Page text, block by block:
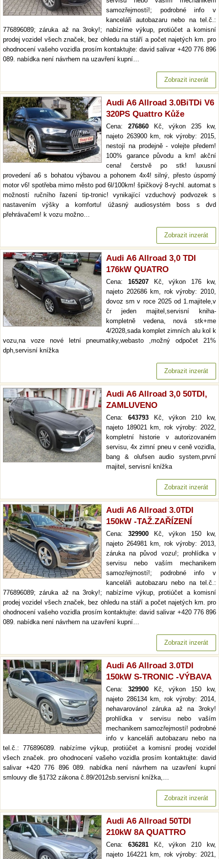
samozřejmostí!; podrobné info v
kanceláři autobazaru nebo na tel.č.:
776896089; záruka až na 3roky!; nabízíme výkup, protiúčet a komisní
prodej vozidel všech značek, bez ohledu na stáří a počet najetých km. pro
ohodnocení vašeho vozidla prosím kontaktujte: david salivar +420 776 896
089. nabídka není návrhem na uzavření kupní…
Zobrazit inzerát
Audi A6 Allroad 3.0BiTDi V6
320PS Quattro Kůže
Cena: 276860Kč, výkon 235 kw,
najeto 263900 km, rok výroby: 2015,
nestojí na prodejně - volejte předem!
100% garance původu a km! akční
cena! čerstvě po stk! luxusní
provedení a6 s bohatou výbavou a pohonem 4x4! silný, přesto úsporný
motor v6! spotřeba mimo město pod 6l/100km! špičkový 8-rychl. automat s
možností ručního řazení tip-tronic! vynikající vzduchový podvozek s
nastavením výšky a komfortu! úžasný audiosystém boss s dvd
přehrávačem! k vozu možno…
Zobrazit inzerát
Audi A6 Allroad 3,0 TDI
176kW QUATRO
Cena: 165207Kč, výkon 176 kw,
najeto 202686 km, rok výroby: 2010,
dovoz srn v roce 2025 od 1.majitele,v
čr jeden majitel,servisní kniha-
kompletně vedena, nová stk+me
4/2028,sada komplet zimních alu kol k
vozu,na voze nové letní pneumatiky,webasto ,možný odpočet 21%
dph,servisní knížka
Zobrazit inzerát
Audi A6 Allroad 3,0 50TDI,
ZAMLUVENO
Cena: 643793Kč, výkon 210 kw,
najeto 189021 km, rok výroby: 2022,
kompletní historie v autorizovaném
servisu, 4x zimní pneu v ceně vozidla,
bang & olufsen audio system,první
majitel, servisní knížka
Zobrazit inzerát
Audi A6 Allroad 3.0TDI
150kW -TAŽ.ZAŘÍZENÍ
Cena: 329900Kč, výkon 150 kw,
najeto 264981 km, rok výroby: 2013,
záruka na původ vozu!; prohlídka v
servisu nebo vaším mechanikem
samozřejmostí!; podrobné info v
kanceláři autobazaru nebo na tel.č.:
776896089; záruka až na 3roky!; nabízíme výkup, protiúčet a komisní
prodej vozidel všech značek, bez ohledu na stáří a počet najetých km. pro
ohodnocení vašeho vozidla prosím kontaktujte: david salivar +420 776 896
089. nabídka není návrhem na uzavření kupní…
Zobrazit inzerát
Audi A6 Allroad 3.0TDI
150kW S-TRONIC -VÝBAVA
Cena: 329900Kč, výkon 150 kw,
najeto 286134 km, rok výroby: 2014,
nehavarováno! záruka až na 3roky!
prohlídka v servisu nebo vaším
mechanikem samozřejmostí! podrobné
info v kanceláři autobazaru nebo na
tel.č.: 776896089. nabízíme výkup, protiúčet a komisní prodej vozidel
všech značek. pro ohodnocení vašeho vozidla prosím kontaktujte: david
salivar +420 776 896 089. nabídka není návrhem na uzavření kupní
smlouvy dle §1732 zákona č.89/2012sb.servisní knížka,…
Zobrazit inzerát
Audi A6 Allroad 50TDI
210kW 8A QUATTRO
Cena: 636281Kč, výkon 210 kw,
najeto 164221 km, rok výroby: 2021,